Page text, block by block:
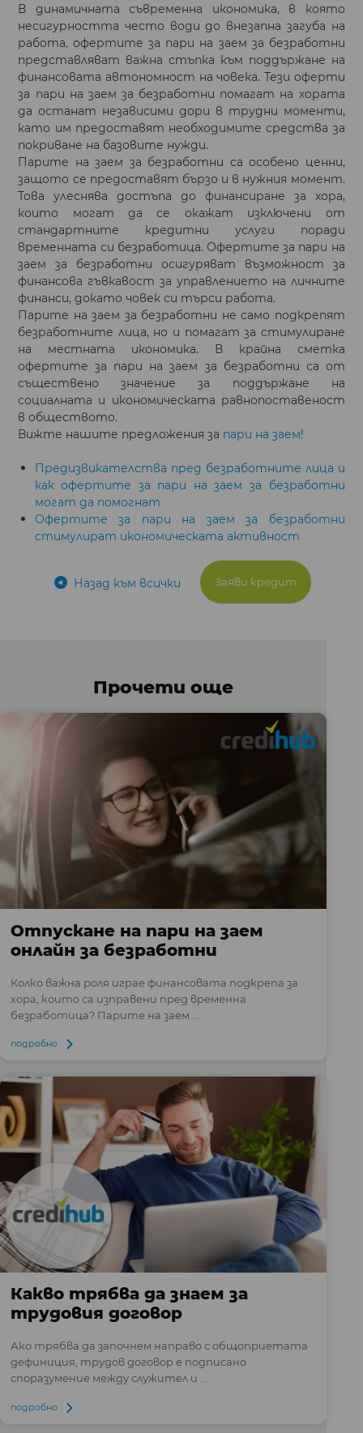
В динамичната съвременна икономика, в която
несигурността често води до внезапна загуба на
работа, офертите за пари на заем за безработни
представляват важна стъпка към поддържане на
финансовата автономност на човека. Тези оферти
за пари на заем за безработни помагат на хората
да останат независими дори в трудни моменти,
като им предоставят необходимите средства за
покриване на базовите нужди.
Парите на заем за безработни са особено ценни,
защото се предоставят бързо и в нужния момент.
Това улеснява достъпа до финансиране за хора,
които могат да се окажат изключени от
стандартните кредитни услуги поради
временната си безработица. Офертите за пари на
заем за безработни осигуряват възможност за
финансова гъвкавост за управлението на личните
финанси, докато човек си търси работа.
Парите на заем за безработни не само подкрепят
безработните лица, но и помагат за стимулиране
на местната икономика. В крайна сметка
офертите за пари на заем за безработни са от
съществено значение за поддържане на
социалната и икономическата равнопоставеност
в обществото.
Вижте нашите предложения за пари на заем!
Предизвикателства пред безработните лица и
как офертите за пари на заем за безработни
могат да помогнат
Офертите за пари на заем за безработни
стимулират икономическата активност
Назад към всички Заяви кредит
Прочети още
Отпускане на пари на заем
онлайн за безработни
Колко важна роля играе финансовата подкрепа за
хора, които са изправени пред временна
безработица? Парите на заем ...
подробно
Какво трябва да знаем за
трудовия договор
Ако трябва да започнем направо с общоприетата
дефиниция, трудов договор е подписано
споразумение между служител и ...
подробно